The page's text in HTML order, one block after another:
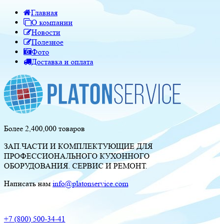
Главная
О компании
Новости
Полезное
Фото
Доставка и оплата
Более 2,400,000 товаров
ЗАП.ЧАСТИ И КОМПЛЕКТУЮЩИЕ ДЛЯ
ПРОФЕССИОНАЛЬНОГО КУХОННОГО
ОБОРУДОВАНИЯ. СЕРВИС И РЕМОНТ.
Написать нам info@platonservice.com
+7 (800) 500-34-41